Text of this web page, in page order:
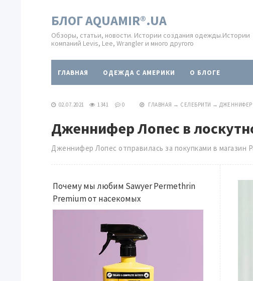
БЛОГ AQUAMIR®.UA
Обзоры, статьи, новости. Истории создания одежды.Истории
компаний Levis, Lee, Wrangler и много другого
ГЛАВНАЯ ОДЕЖДА С АМЕРИКИ O БЛОГЕ
02.07.2021 1341 0 ГЛАВНАЯ → СЕЛЕБРИТИ → ДЖЕННИФЕР
Дженнифер Лопес в
Дженнифер Лопес отправилась за покупками в
Почему мы любим Sawyer Permethrin
Premium от насекомых